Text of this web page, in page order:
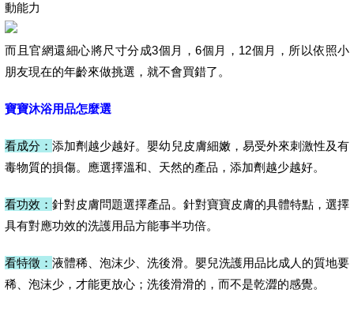
動能力
而且官網還細心將尺寸分成3個月，6個月，12個月，所以依照小
朋友現在的年齡來做挑選，就不會買錯了。
寶寶沐浴用品怎麼選
看成分：添加劑越少越好。嬰幼兒皮膚細嫩，易受外來刺激性及有
毒物質的損傷。應選擇溫和、天然的產品，添加劑越少越好。
看功效：針對皮膚問題選擇產品。針對寶寶皮膚的具體特點，選擇
具有對應功效的洗護用品方能事半功倍。
看特徵：液體稀、泡沫少、洗後滑。嬰兒洗護用品比成人的質地要
稀、泡沫少，才能更放心；洗後滑滑的，而不是乾澀的感覺。